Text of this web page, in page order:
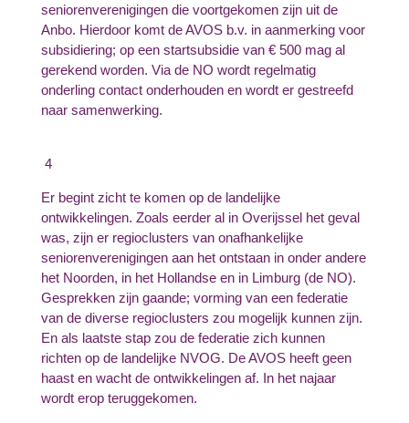
seniorenverenigingen die voortgekomen zijn uit de
Anbo. Hierdoor komt de AVOS b.v. in aanmerking voor
subsidiering; op een startsubsidie van € 500 mag al
gerekend worden. Via de NO wordt regelmatig
onderling contact onderhouden en wordt er gestreefd
naar samenwerking.
4
Er begint zicht te komen op de landelijke
ontwikkelingen. Zoals eerder al in Overijssel het geval
was, zijn er regioclusters van onafhankelijke
seniorenverenigingen aan het ontstaan in onder andere
het Noorden, in het Hollandse en in Limburg (de NO).
Gesprekken zijn gaande; vorming van een federatie
van de diverse regioclusters zou mogelijk kunnen zijn.
En als laatste stap zou de federatie zich kunnen
richten op de landelijke NVOG. De AVOS heeft geen
haast en wacht de ontwikkelingen af. In het najaar
wordt erop teruggekomen.